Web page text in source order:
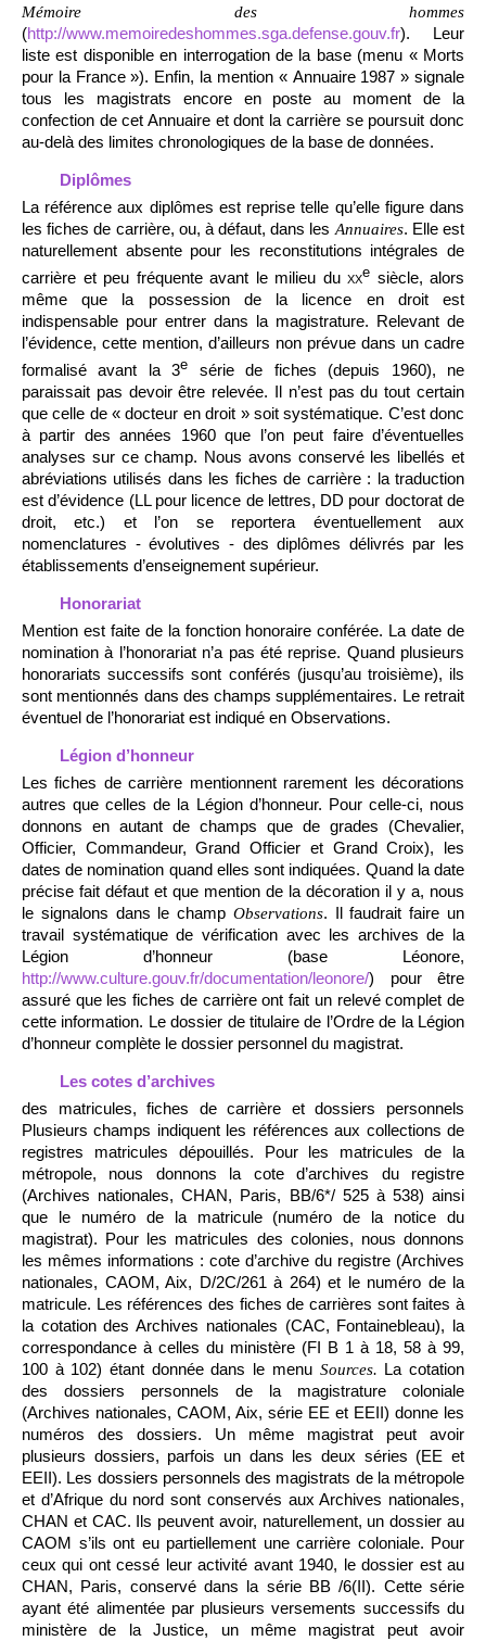
Mémoire des hommes
(http://www.memoiredeshommes.sga.defense.gouv.fr). Leur
liste est disponible en interrogation de la base (menu « Morts
pour la France »). Enfin, la mention « Annuaire 1987 » signale
tous les magistrats encore en poste au moment de la
confection de cet Annuaire et dont la carrière se poursuit donc
au-delà des limites chronologiques de la base de données.
Diplômes
La référence aux diplômes est reprise telle qu’elle figure dans
les fiches de carrière, ou, à défaut, dans les Annuaires. Elle est
naturellement absente pour les reconstitutions intégrales de
carrière et peu fréquente avant le milieu du xxe siècle, alors
même que la possession de la licence en droit est
indispensable pour entrer dans la magistrature. Relevant de
l’évidence, cette mention, d’ailleurs non prévue dans un cadre
formalisé avant la 3e
série de fiches (depuis 1960), ne
paraissait pas devoir être relevée. Il n’est pas du tout certain
que celle de « docteur en droit » soit systématique. C’est donc
à partir des années 1960 que l’on peut faire d’éventuelles
analyses sur ce champ. Nous avons conservé les libellés et
abréviations utilisés dans les fiches de carrière : la traduction
est d’évidence (LL pour licence de lettres, DD pour doctorat de
droit, etc.) et l’on se reportera éventuellement aux
nomenclatures - évolutives - des diplômes délivrés par les
établissements d’enseignement supérieur.
Honorariat
Mention est faite de la fonction honoraire conférée. La date de
nomination à l’honorariat n’a pas été reprise. Quand plusieurs
honorariats successifs sont conférés (jusqu’au troisième), ils
sont mentionnés dans des champs supplémentaires. Le retrait
éventuel de l’honorariat est indiqué en Observations.
Légion d’honneur
Les fiches de carrière mentionnent rarement les décorations
autres que celles de la Légion d’honneur. Pour celle-ci, nous
donnons en autant de champs que de grades (Chevalier,
Officier, Commandeur, Grand Officier et Grand Croix), les
dates de nomination quand elles sont indiquées. Quand la date
précise fait défaut et que mention de la décoration il y a, nous
le signalons dans le champ Observations. Il faudrait faire un
travail systématique de vérification avec les archives de la
Légion d’honneur (base Léonore,
http://www.culture.gouv.fr/documentation/leonore/) pour être
assuré que les fiches de carrière ont fait un relevé complet de
cette information. Le dossier de titulaire de l’Ordre de la Légion
d’honneur complète le dossier personnel du magistrat.
Les cotes d’archives
des matricules, fiches de carrière et dossiers personnels
Plusieurs champs indiquent les références aux collections de
registres matricules dépouillés. Pour les matricules de la
métropole, nous donnons la cote d’archives du registre
(Archives nationales, CHAN, Paris, BB/6*/ 525 à 538) ainsi
que le numéro de la matricule (numéro de la notice du
magistrat). Pour les matricules des colonies, nous donnons
les mêmes informations : cote d’archive du registre (Archives
nationales, CAOM, Aix, D/2C/261 à 264) et le numéro de la
matricule. Les références des fiches de carrières sont faites à
la cotation des Archives nationales (CAC, Fontainebleau), la
correspondance à celles du ministère (FI B 1 à 18, 58 à 99,
100 à 102) étant donnée dans le menu Sources. La cotation
des dossiers personnels de la magistrature coloniale
(Archives nationales, CAOM, Aix, série EE et EEII) donne les
numéros des dossiers. Un même magistrat peut avoir
plusieurs dossiers, parfois un dans les deux séries (EE et
EEII). Les dossiers personnels des magistrats de la métropole
et d’Afrique du nord sont conservés aux Archives nationales,
CHAN et CAC. Ils peuvent avoir, naturellement, un dossier au
CAOM s’ils ont eu partiellement une carrière coloniale. Pour
ceux qui ont cessé leur activité avant 1940, le dossier est au
CHAN, Paris, conservé dans la série BB /6(II). Cette série
ayant été alimentée par plusieurs versements successifs du
ministère de la Justice, un même magistrat peut avoir